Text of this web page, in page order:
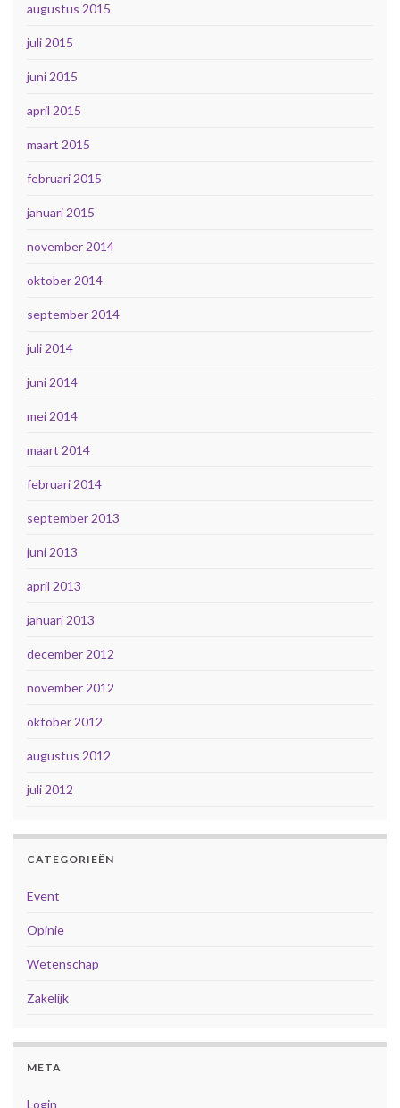
augustus 2015
juli 2015
juni 2015
april 2015
maart 2015
februari 2015
januari 2015
november 2014
oktober 2014
september 2014
juli 2014
juni 2014
mei 2014
maart 2014
februari 2014
september 2013
juni 2013
april 2013
januari 2013
december 2012
november 2012
oktober 2012
augustus 2012
juli 2012
CATEGORIEËN
Event
Opinie
Wetenschap
Zakelijk
META
Login